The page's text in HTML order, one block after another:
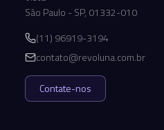
São Paulo - SP, 01332-010
(11) 96919-3194
contato@revoluna.com.br
Contate-nos